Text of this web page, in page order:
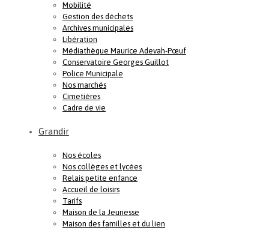
Mobilité
Gestion des déchets
Archives municipales
Libération
Médiathèque Maurice Adevah-Pœuf
Conservatoire Georges Guillot
Police Municipale
Nos marchés
Cimetières
Cadre de vie
Grandir
Nos écoles
Nos collèges et lycées
Relais petite enfance
Accueil de loisirs
Tarifs
Maison de la Jeunesse
Maison des familles et du lien